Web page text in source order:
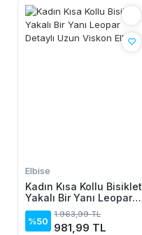
Elbise
Kadın Kısa Kollu Bisiklet
Yakalı Bir Yanı Leopar
Detaylı Uzun Viskon
Elbise
%50
1.963,99 TL
981,99 TL